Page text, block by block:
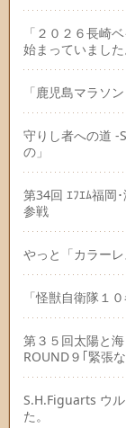
「２０２６長崎
始まっていまし
「鹿児島マラソ
守りし者への道 -
の」
第34回 ｴﾌｴﾑ福岡
参戦
やっと「カラー
「怪獣自衛隊１
第３５回太陽と
ROUND９｢緊張
S.H.Figuarts ウ
た。